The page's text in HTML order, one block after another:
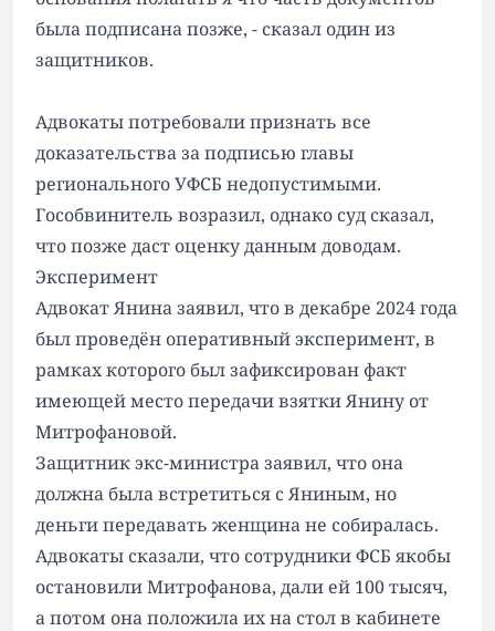
была подписана позже, - сказал один из
защитников.
Адвокаты потребовали признать все
доказательства за подписью главы
регионального УФСБ недопустимыми.
Гособвинитель возразил, однако суд сказал,
что позже даст оценку данным доводам.
Эксперимент
Адвокат Янина заявил, что в декабре 2024 года
был проведён оперативный эксперимент, в
рамках которого был зафиксирован факт
имеющей место передачи взятки Янину от
Митрофановой.
Защитник экс-министра заявил, что она
должна была встретиться с Яниным, но
деньги передавать женщина не собиралась.
Адвокаты сказали, что сотрудники ФСБ якобы
остановили Митрофанова, дали ей 100 тысяч,
а потом она положила их на стол в кабинете